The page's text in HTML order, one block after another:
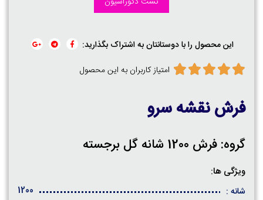
این محصول را با دوستانتان به اشتراک بگذارید:
امتیاز کاربران به این محصول
فرش نقشه سرو
گروه: فرش 1200 شانه گل برجسته
ویژگی ها:
شانه :
1200